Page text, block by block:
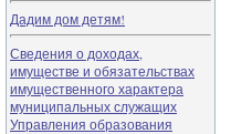
Дадим дом детям!
Сведения о доходах,
имуществе и обязательствах
имущественного характера
муниципальных служащих
Управления образования